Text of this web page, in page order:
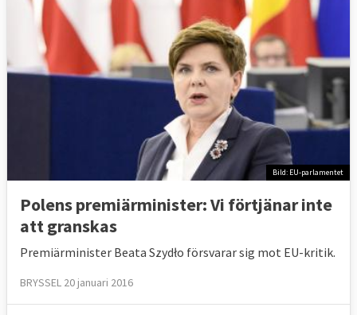
Bild: EU-parlamentet
Polens premiärminister: Vi förtjänar inte
att granskas
Premiärminister Beata Szydło försvarar sig mot EU-kritik.
BRYSSEL 20 januari 2016